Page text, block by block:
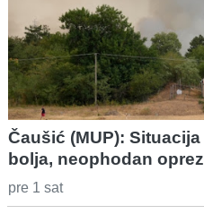
Čaušić (MUP):
bolja, neophodan
pre 1 sat